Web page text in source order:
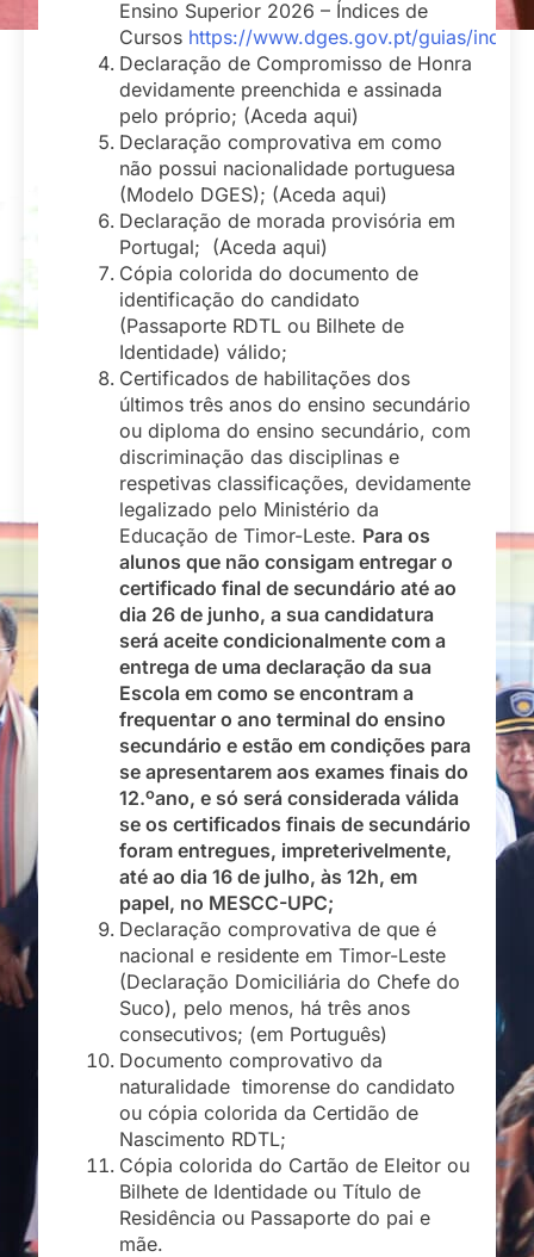
Ensino Superior 2026 – Índices de
Cursos https://www.dges.gov.pt/guias/
Declaração de Compromisso de Honra
devidamente preenchida e assinada
pelo próprio; (Aceda aqui)
Declaração comprovativa em como
não possui nacionalidade portuguesa
(Modelo DGES); (Aceda aqui)
Declaração de morada provisória em
Portugal; (Aceda aqui)
Cópia colorida do documento de
identificação do candidato
(Passaporte RDTL ou Bilhete de
Identidade) válido;
Certificados de habilitações dos
últimos três anos do ensino secundário
ou diploma do ensino secundário, com
discriminação das disciplinas e
respetivas classificações, devidamente
legalizado pelo Ministério da
Educação de Timor-Leste. Para os
alunos que não consigam entregar o
certificado final de secundário até ao
dia 26 de junho, a sua candidatura
será aceite condicionalmente com a
entrega de uma declaração da sua
Escola em como se encontram a
frequentar o ano terminal do ensino
secundário e estão em condições para
se apresentarem aos exames finais do
12.ºano, e só será considerada válida
se os certificados finais de secundário
foram entregues, impreterivelmente,
até ao dia 16 de julho, às 12h, em
papel, no MESCC-UPC;
Declaração comprovativa de que é
nacional e residente em Timor-Leste
(Declaração Domiciliária do Chefe do
Suco), pelo menos, há três anos
consecutivos; (em Português)
Documento comprovativo da
naturalidade timorense do candidato
ou cópia colorida da Certidão de
Nascimento RDTL;
Cópia colorida do Cartão de Eleitor ou
Bilhete de Identidade ou Título de
Residência ou Passaporte do pai e
mãe.